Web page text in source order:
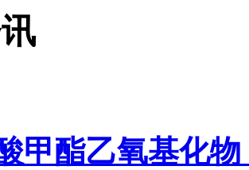
甲酯乙氧基化